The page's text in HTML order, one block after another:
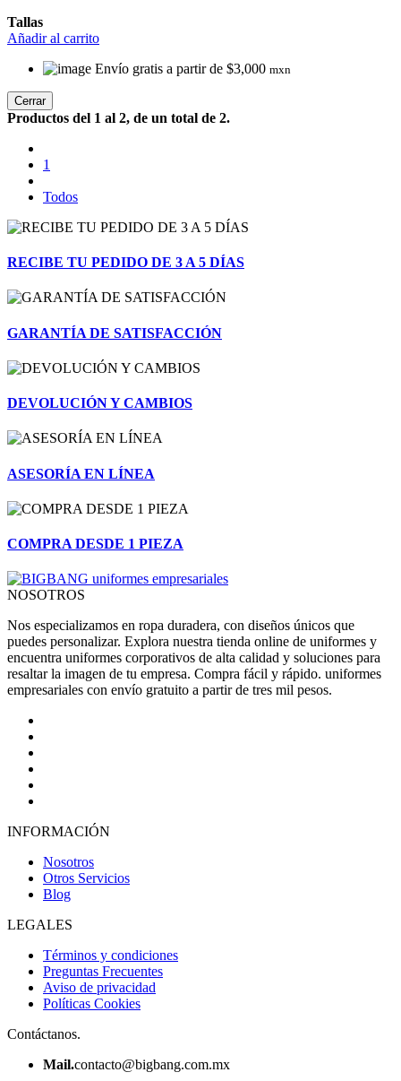
Tallas
Añadir al carrito
Envío gratis a partir de $3,000 mxn
Cerrar
Productos del 1 al 2, de un total de 2.
1
Todos
RECIBE TU PEDIDO DE 3 A 5 DÍAS
GARANTÍA DE SATISFACCIÓN
DEVOLUCIÓN Y CAMBIOS
ASESORÍA EN LÍNEA
COMPRA DESDE 1 PIEZA
NOSOTROS
Nos especializamos en ropa duradera, con diseños únicos que
puedes personalizar. Explora nuestra tienda online de uniformes y
encuentra uniformes corporativos de alta calidad y soluciones para
resaltar la imagen de tu empresa. Compra fácil y rápido. uniformes
empresariales con envío gratuito a partir de tres mil pesos.
INFORMACIÓN
Nosotros
Otros Servicios
Blog
LEGALES
Términos y condiciones
Preguntas Frecuentes
Aviso de privacidad
Políticas Cookies
Contáctanos.
Mail.contacto@bigbang.com.mx